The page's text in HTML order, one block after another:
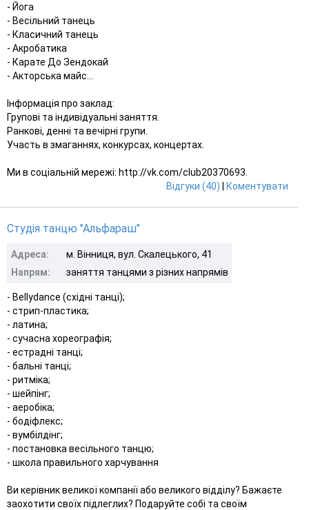
- Йога
- Весільний танець
- Класичний танець
- Акробатика
- Карате До Зендокай
- Акторська майс...
Інформація про заклад:
Групові та індивідуальні заняття.
Ранкові, денні та вечірні групи.
Участь в змаганнях, конкурсах, концертах.
Ми в соціальній мережі: http://vk.com/club20370693.
Відгуки (40)
Коментувати
Студія танцю "Альфараш"
Адреса:
м. Вінниця, вул. Скалецького, 41
Напрям:
заняття танцями з різних напрямів
- Bellydance (східні танці);
- стрип-пластика;
- латина;
- сучасна хореографія;
- естрадні танці;
- бальні танці;
- ритміка;
- шейпінг;
- аеробіка;
- бодіфлекс;
- вумбілдінг;
- постановка весільного танцю;
- школа правильного харчування
Ви керівник великої компанії або великого відділу? Бажаєте
заохотити своїх підлеглих? Подаруйте собі та своїм